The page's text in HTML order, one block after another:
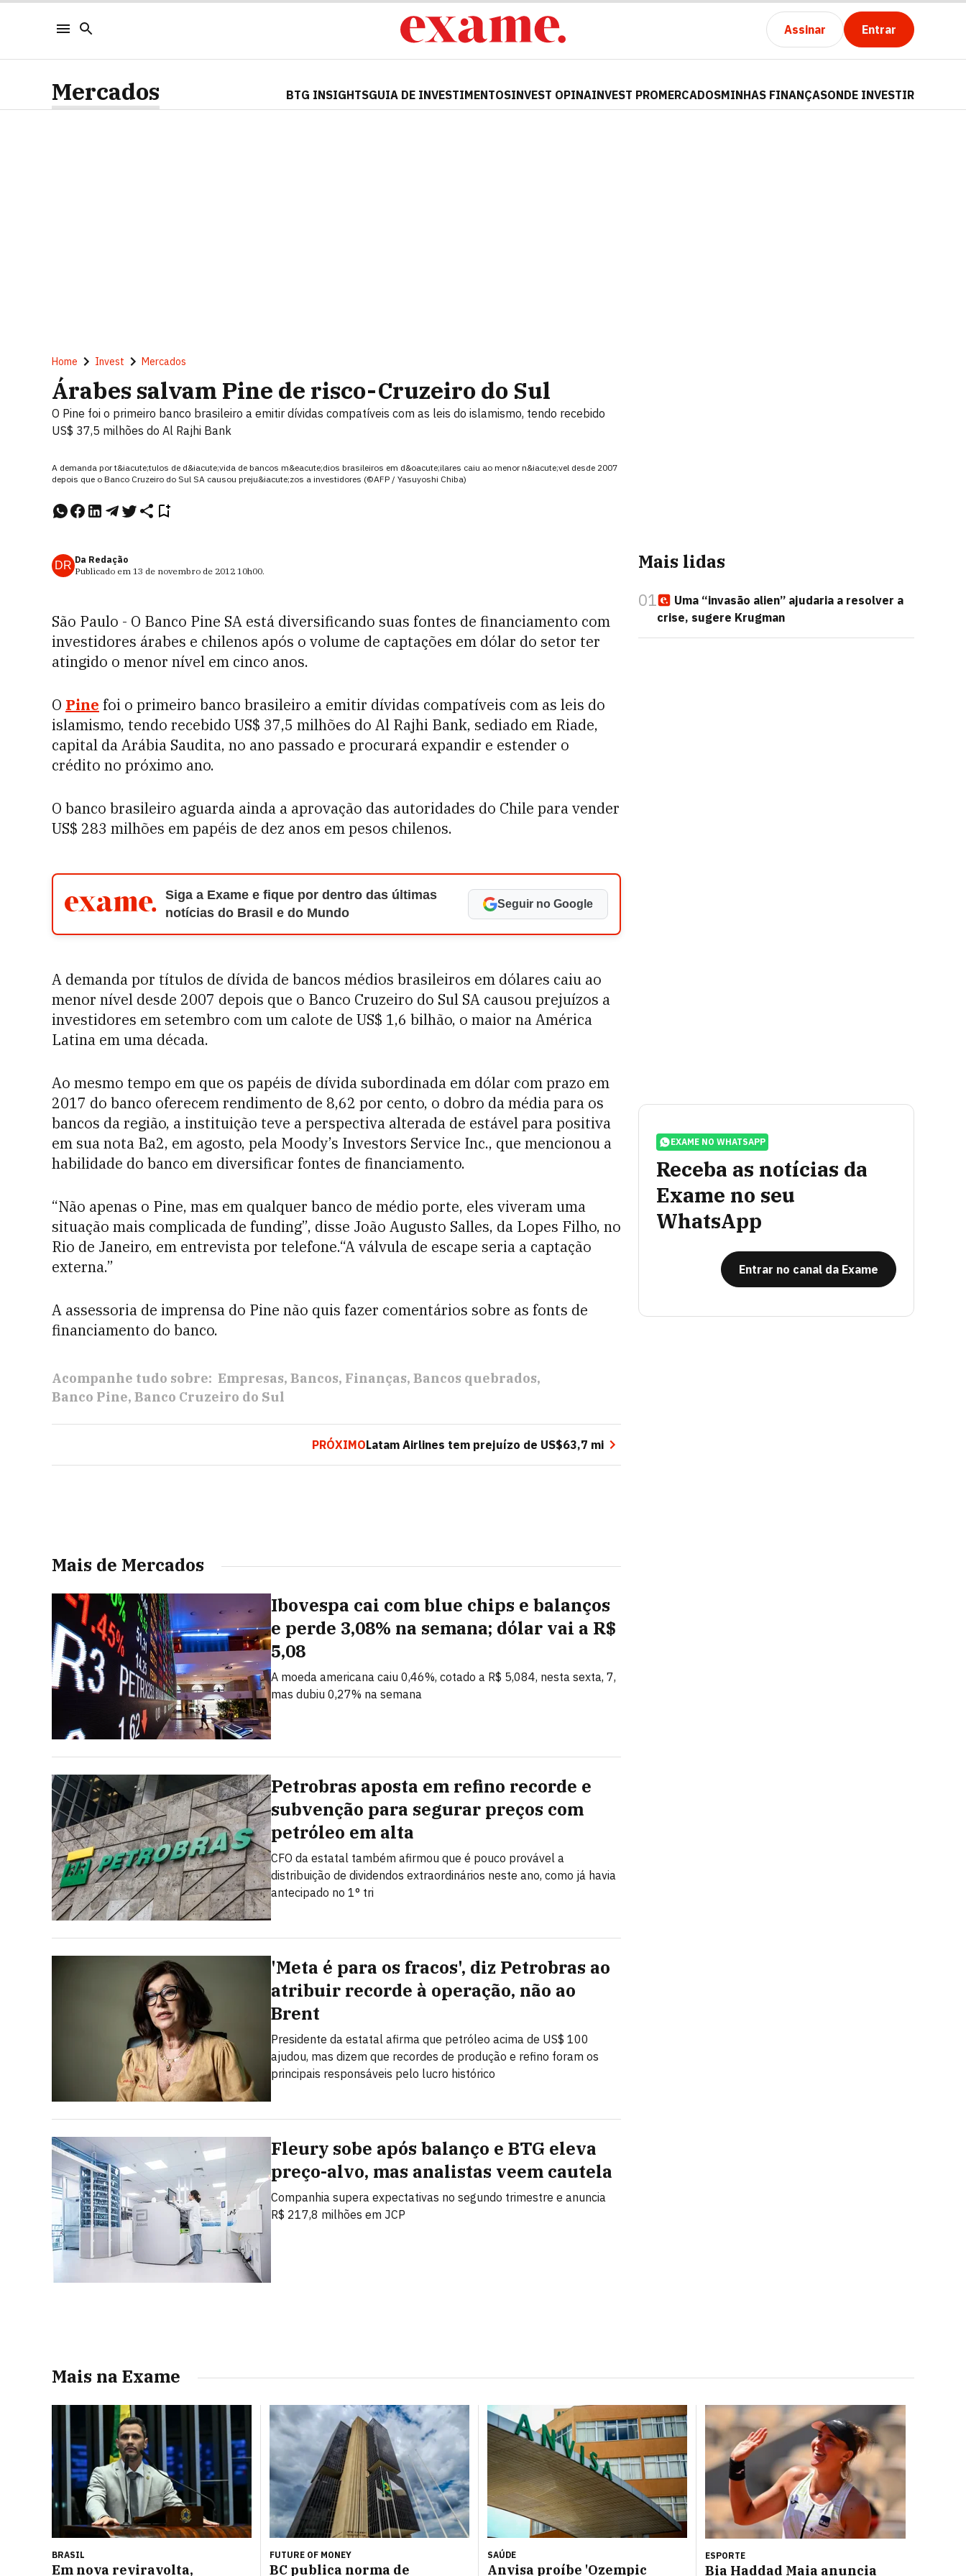
Assinar Entrar
Mercados BTG INSIGHTSGUIA DE INVESTIMENTOSINVEST OPINAINVEST PROMERCADOSMINHAS FINANÇASONDE INVESTIR
Home Invest Mercados
Árabes salvam Pine de risco-Cruzeiro do Sul
O Pine foi o primeiro banco brasileiro a emitir dívidas compatíveis com as leis do islamismo, tendo recebido
US$ 37,5 milhões do Al Rajhi Bank
A demanda por t&iacute;tulos de d&iacute;vida de bancos m&eacute;dios brasileiros em d&oacute;ilares caiu ao menor n&iacute;vel desde 2007
depois que o Banco Cruzeiro do Sul SA causou preju&iacute;zos a investidores (©AFP / Yasuyoshi Chiba)
DR Da Redação
Publicado em 13 de novembro de 2012 10h00.
São Paulo - O Banco Pine SA está diversificando suas fontes de financiamento com
investidores árabes e chilenos após o volume de captações em dólar do setor ter
atingido o menor nível em cinco anos.
O Pine foi o primeiro banco brasileiro a emitir dívidas compatíveis com as leis do
islamismo, tendo recebido US$ 37,5 milhões do Al Rajhi Bank, sediado em Riade,
capital da Arábia Saudita, no ano passado e procurará expandir e estender o
crédito no próximo ano.
O banco brasileiro aguarda ainda a aprovação das autoridades do Chile para vender
US$ 283 milhões em papéis de dez anos em pesos chilenos.
Siga a Exame e fique por dentro das últimas
notícias do Brasil e do Mundo
Seguir no Google
A demanda por títulos de dívida de bancos médios brasileiros em dólares caiu ao
menor nível desde 2007 depois que o Banco Cruzeiro do Sul SA causou prejuízos a
investidores em setembro com um calote de US$ 1,6 bilhão, o maior na América
Latina em uma década.
Ao mesmo tempo em que os papéis de dívida subordinada em dólar com prazo em
2017 do banco oferecem rendimento de 8,62 por cento, o dobro da média para os
bancos da região, a instituição teve a perspectiva alterada de estável para positiva
em sua nota Ba2, em agosto, pela Moody’s Investors Service Inc., que mencionou a
habilidade do banco em diversificar fontes de financiamento.
“Não apenas o Pine, mas em qualquer banco de médio porte, eles viveram uma
situação mais complicada de funding”, disse João Augusto Salles, da Lopes Filho, no
Rio de Janeiro, em entrevista por telefone.“A válvula de escape seria a captação
externa.”
A assessoria de imprensa do Pine não quis fazer comentários sobre as fonts de
financiamento do banco.
Acompanhe tudo sobre: Empresas Bancos Finanças Bancos quebrados
Banco Pine Banco Cruzeiro do Sul
PRÓXIMOLatam Airlines tem prejuízo de US$63,7 mi
Mais de Mercados
Ibovespa cai com blue chips e balanços
e perde 3,08% na semana; dólar vai a R$
5,08
A moeda americana caiu 0,46%, cotado a R$ 5,084, nesta sexta, 7,
mas dubiu 0,27% na semana
Petrobras aposta em refino recorde e
subvenção para segurar preços com
petróleo em alta
CFO da estatal também afirmou que é pouco provável a
distribuição de dividendos extraordinários neste ano, como já havia
antecipado no 1° tri
'Meta é para os fracos', diz Petrobras ao
atribuir recorde à operação, não ao
Brent
Presidente da estatal afirma que petróleo acima de US$ 100
ajudou, mas dizem que recordes de produção e refino foram os
principais responsáveis pelo lucro histórico
Fleury sobe após balanço e BTG eleva
preço-alvo, mas analistas veem cautela
Companhia supera expectativas no segundo trimestre e anuncia
R$ 217,8 milhões em JCP
Mais lidas
01
Uma “invasão alien” ajudaria a resolver a
crise, sugere Krugman
EXAME NO WHATSAPP
Receba as notícias da
Exame no seu
WhatsApp
Entrar no canal da Exame
Mais na Exame
BRASIL
Em nova reviravolta,
FUTURE OF MONEY
BC publica norma de
SAÚDE
Anvisa proíbe 'Ozempic
ESPORTE
Bia Haddad Maia anuncia